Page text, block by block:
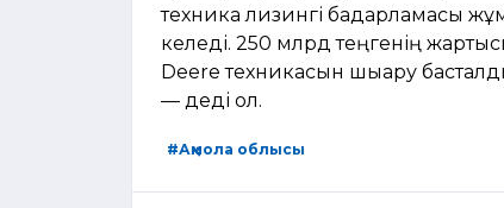
техника лизингі бағдарламасы
келеді. 250 млрд теңгенің
Deere техникасын шығару
— деді ол.
#Ақмола облысы